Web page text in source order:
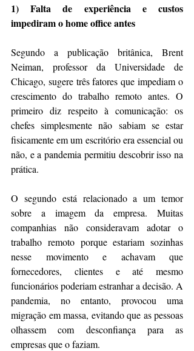
1) Falta de experiência e custos
impediram o home office antes
Segundo a publicação britânica, Brent
Neiman, professor da Universidade de
Chicago, sugere três fatores que impediam o
crescimento do trabalho remoto antes. O
primeiro diz respeito à comunicação: os
chefes simplesmente não sabiam se estar
fisicamente em um escritório era essencial ou
não, e a pandemia permitiu descobrir isso na
prática.
O segundo está relacionado a um temor
sobre a imagem da empresa. Muitas
companhias não consideravam adotar o
trabalho remoto porque estariam sozinhas
nesse movimento e achavam que
fornecedores, clientes e até mesmo
funcionários poderiam estranhar a decisão. A
pandemia, no entanto, provocou uma
migração em massa, evitando que as pessoas
olhassem com desconfiança para as
empresas que o faziam.